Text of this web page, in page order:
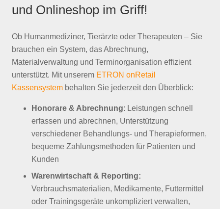
und Onlineshop im Griff!
Ob Humanmediziner, Tierärzte oder Therapeuten – Sie
brauchen ein System, das Abrechnung,
Materialverwaltung und Terminorganisation effizient
unterstützt. Mit unserem ETRON onRetail
Kassensystem behalten Sie jederzeit den Überblick:
Honorare & Abrechnung: Leistungen schnell
erfassen und abrechnen, Unterstützung
verschiedener Behandlungs- und Therapieformen,
bequeme Zahlungsmethoden für Patienten und
Kunden
Warenwirtschaft & Reporting:
Verbrauchsmaterialien, Medikamente, Futtermittel
oder Trainingsgeräte unkompliziert verwalten,